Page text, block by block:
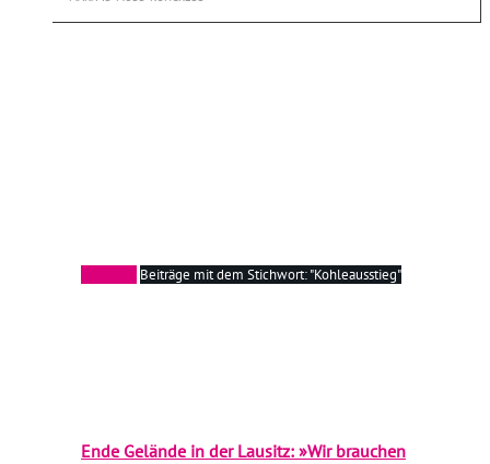
Beiträge mit dem Stichwort: "Kohleausstieg"
Ende Gelände in der Lausitz: »Wir brauchen